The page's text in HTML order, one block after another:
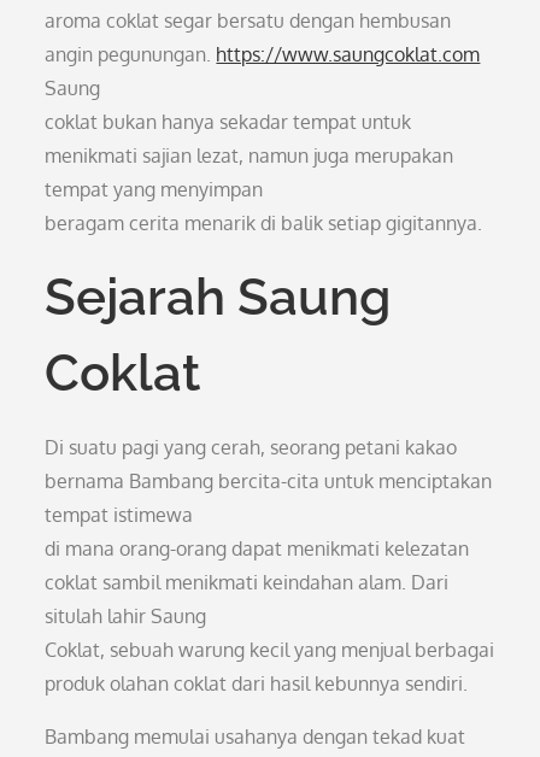
aroma coklat segar bersatu dengan hembusan
angin pegunungan. https://www.saungcoklat.com
Saung
coklat bukan hanya sekadar tempat untuk
menikmati sajian lezat, namun juga merupakan
tempat yang menyimpan
beragam cerita menarik di balik setiap gigitannya.
Sejarah Saung
Coklat
Di suatu pagi yang cerah, seorang petani kakao
bernama Bambang bercita-cita untuk menciptakan
tempat istimewa
di mana orang-orang dapat menikmati kelezatan
coklat sambil menikmati keindahan alam. Dari
situlah lahir Saung
Coklat, sebuah warung kecil yang menjual berbagai
produk olahan coklat dari hasil kebunnya sendiri.
Bambang memulai usahanya dengan tekad kuat